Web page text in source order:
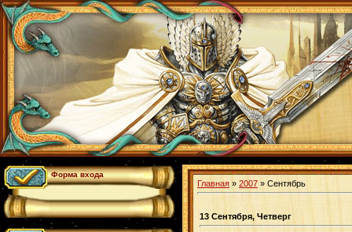
Форма входа
Главная » 2007 » Сентябрь
13 Сентября, Четверг